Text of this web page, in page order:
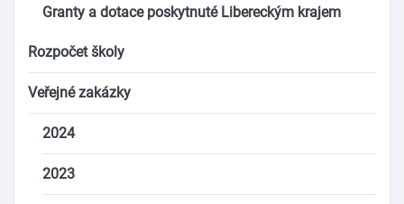
Granty a dotace poskytnuté Libereckým krajem
Rozpočet školy
Veřejné zakázky
2024
2023